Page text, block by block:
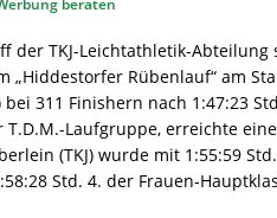
beraten
der TKJ-Leichtathletik-Abteilung
„Hiddestorfer Rübenlauf“ am
bei 311 Finishern nach 1:47:23
Laufgruppe, erreichte
(TKJ) wurde mit 1:55:59
Std. 4. der Frauen-